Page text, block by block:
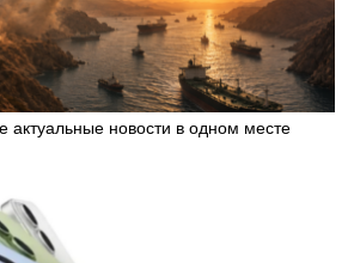
актуальные новости в одном месте